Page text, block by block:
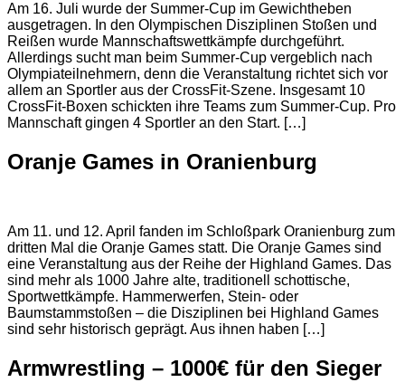
Am 16. Juli wurde der Summer-Cup im Gewichtheben
ausgetragen. In den Olympischen Disziplinen Stoßen und
Reißen wurde Mannschaftswettkämpfe durchgeführt.
Allerdings sucht man beim Summer-Cup vergeblich nach
Olympiateilnehmern, denn die Veranstaltung richtet sich vor
allem an Sportler aus der CrossFit-Szene. Insgesamt 10
CrossFit-Boxen schickten ihre Teams zum Summer-Cup. Pro
Mannschaft gingen 4 Sportler an den Start. […]
Oranje Games in Oranienburg
Am 11. und 12. April fanden im Schloßpark Oranienburg zum
dritten Mal die Oranje Games statt. Die Oranje Games sind
eine Veranstaltung aus der Reihe der Highland Games. Das
sind mehr als 1000 Jahre alte, traditionell schottische,
Sportwettkämpfe. Hammerwerfen, Stein- oder
Baumstammstoßen – die Disziplinen bei Highland Games
sind sehr historisch geprägt. Aus ihnen haben […]
Armwrestling – 1000€ für den Sieger